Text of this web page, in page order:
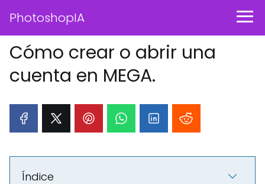
PhotoshopIA
Cómo crear o abrir una
cuenta en MEGA.
Índice